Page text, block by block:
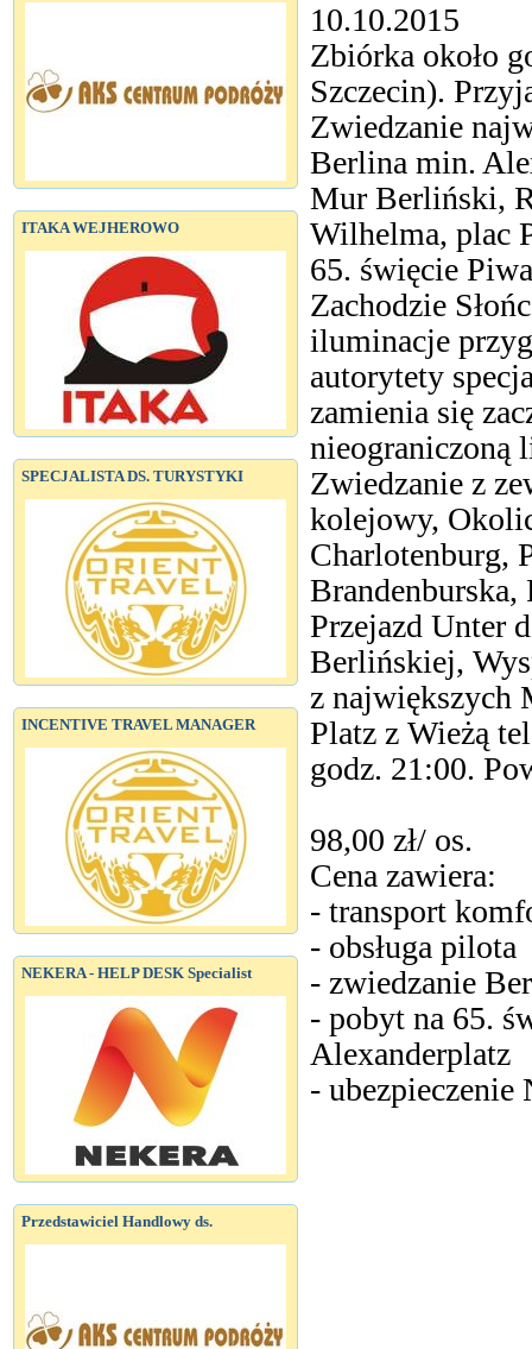
ITAKA WEJHEROWO
SPECJALISTA DS. TURYSTYKI
INCENTIVE TRAVEL MANAGER
NEKERA - HELP DESK Specialist
Przedstawiciel Handlowy ds.
10.10.2015
Zbiórka około
Szczecin).
Zwiedzanie
Berlina min.
Mur Berliński,
Wilhelma, plac
65. święcie
Zachodzie
iluminacje
autorytety
zamienia się
nieograniczoną
Zwiedzanie z
kolejowy,
Charlotenburg,
Przejazd Unter
Berlińskiej,
z największych
Platz z Wieżą
godz. 21:00.
98,00 zł/ os.
Cena zawiera:
- transport
- obsługa pilota
- zwiedzanie
- pobyt na 65.
Alexanderplatz
-